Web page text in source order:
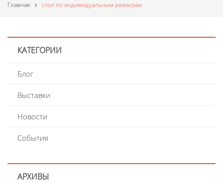
Главная стол по индивидуальным размерам
КАТЕГОРИИ
Блог
Выставки
Новости
События
АРХИВЫ